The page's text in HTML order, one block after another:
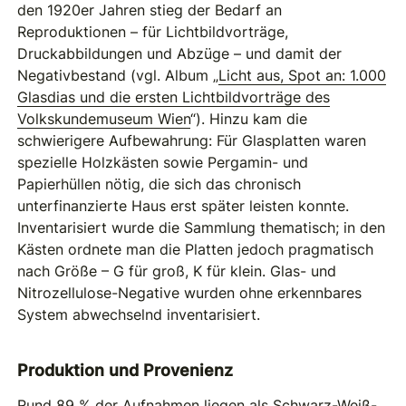
den 1920er Jahren stieg der Bedarf an
Reproduktionen – für Lichtbildvorträge,
Druckabbildungen und Abzüge – und damit der
Negativbestand (vgl. Album „Licht aus, Spot an: 1.000
Glasdias und die ersten Lichtbildvorträge des
Volkskundemuseum Wien“). Hinzu kam die
schwierigere Aufbewahrung: Für Glasplatten waren
spezielle Holzkästen sowie Pergamin- und
Papierhüllen nötig, die sich das chronisch
unterfinanzierte Haus erst später leisten konnte.
Inventarisiert wurde die Sammlung thematisch; in den
Kästen ordnete man die Platten jedoch pragmatisch
nach Größe – G für groß, K für klein. Glas- und
Nitrozellulose-Negative wurden ohne erkennbares
System abwechselnd inventarisiert.
Produktion und Provenienz